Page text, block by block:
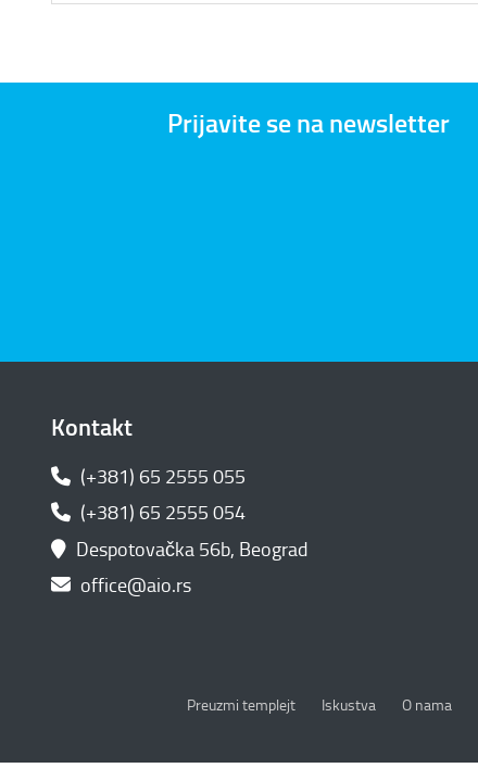
Prijavite se na newsletter
Kontakt
(+381) 65 2555 055
(+381) 65 2555 054
Despotovačka 56b, Beograd
office@aio.rs
Preuzmi templejt Iskustva O nama